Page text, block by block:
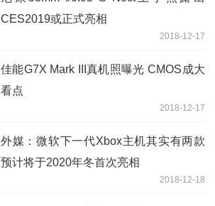
CES2019或正式亮相
2018-12-17
佳能G7X Mark III真机照曝光 CMOS成大
看点
2018-12-17
外媒：微软下一代Xbox主机其实有两款
预计将于2020年冬首次亮相
2018-12-18